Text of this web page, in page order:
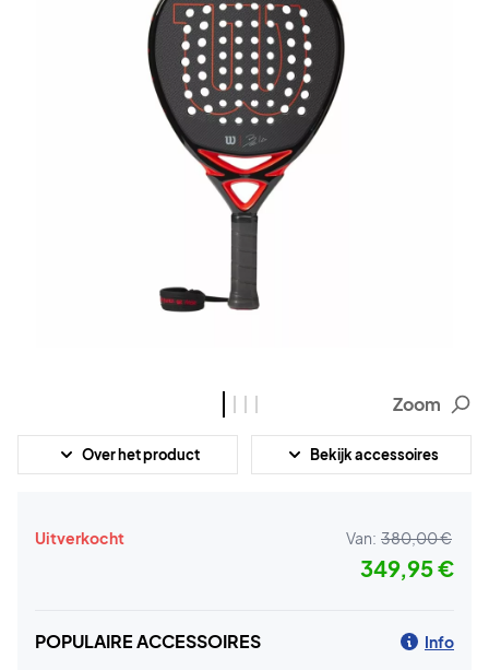
Zoom
Over het product Bekijk accessoires
Uitverkocht Van: 380,00 €
349,95 €
POPULAIRE ACCESSOIRES Info